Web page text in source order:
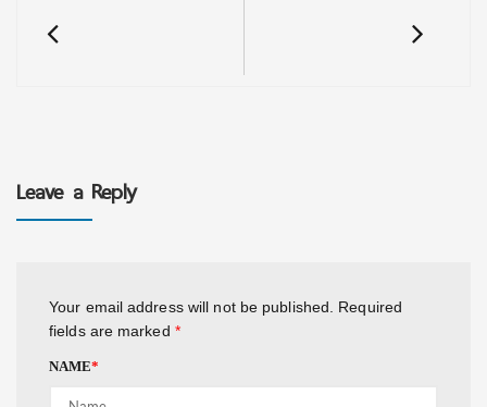
Leave a Reply
Your email address will not be published.
Required
fields are marked *
NAME*